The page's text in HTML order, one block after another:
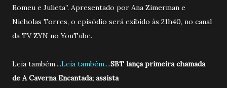
Romeu e Julieta”. Apresentado por Ana Zimerman e
Nicholas Torres, o episódio será exibido às 21h40, no canal
da TV ZYN no YouTube.
Leia também....Leia também....SBT lança primeira chamada
de A Caverna Encantada; assista